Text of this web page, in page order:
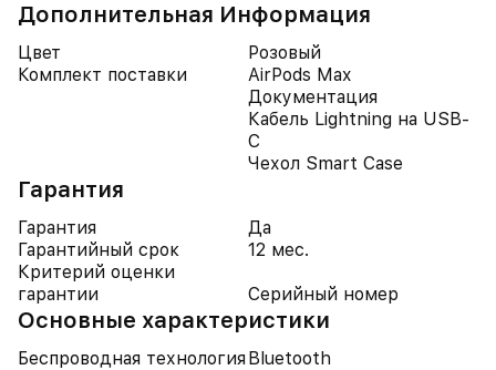
Дополнительная Информация
Цвет
Розовый
Комплект поставки
AirPods Max
Документация
Кабель Lightning на USB-
C
Чехол Smart Case
Гарантия
Гарантия
Да
Гарантийный срок
12 мес.
Критерий оценки
гарантии
Серийный номер
Основные характеристики
Беспроводная технология Bluetooth